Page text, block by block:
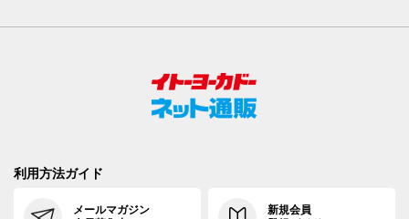
利用方法ガイド
メールマガジン
新規会員